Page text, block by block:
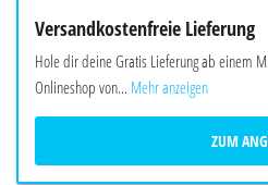
Versandkostenfreie Lieferung
Hole dir deine Gratis Lieferung ab einem
Onlineshop von... Mehr anzeigen
ZUM